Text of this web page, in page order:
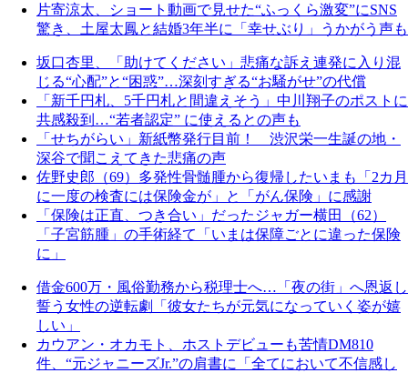
片寄涼太、ショート動画で見せた“ふっくら激変”にSNS
驚き、土屋太鳳と結婚3年半に「幸せぶり」うかがう声も
坂口杏里、「助けてください」悲痛な訴え連発に入り混
じる“心配”と“困惑”…深刻すぎる“お騒がせ”の代償
「新千円札、5千円札と間違えそう」中川翔子のポストに
共感殺到…“若者認定” に使えるとの声も
「せちがらい」新紙幣発行目前！ 渋沢栄一生誕の地・
深谷で聞こえてきた悲痛の声
佐野史郎（69）多発性骨髄腫から復帰したいまも「2カ月
に一度の検査には保険金が」と「がん保険」に感謝
「保険は正直、つき合い」だったジャガー横田（62）
「子宮筋腫」の手術経て「いまは保障ごとに違った保険
に」
借金600万・風俗勤務から税理士へ…「夜の街」へ恩返し
誓う女性の逆転劇「彼女たちが元気になっていく姿が嬉
しい」
カウアン・オカモト、ホストデビューも苦情DM810
件、“元ジャニーズJr.”の肩書に「全てにおいて不信感し